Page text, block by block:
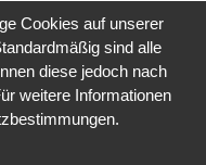
Cookies auf unserer
sind alle
diese jedoch nach
weitere Informationen